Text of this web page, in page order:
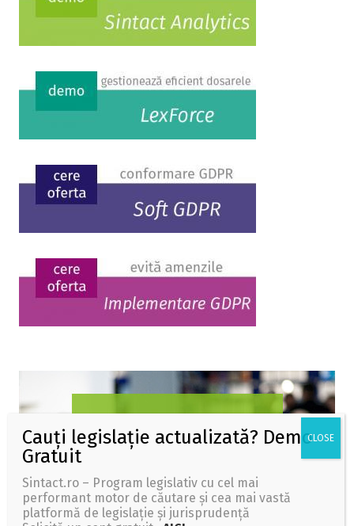
Sintact.ro – Program legislativ cu cel mai
performant motor de căutare și cea mai vastă
platformă de legislație și jurisprudență